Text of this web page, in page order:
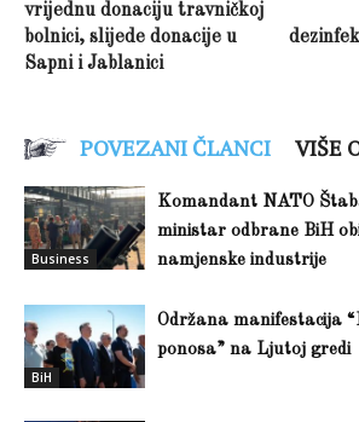
vrijednu donaciju travničkoj
bolnici, slijede donacije u
Sapni i Jablanici
POVEZANI ČLANCI VIŠE
Business
Komandant NATO
ministar odbrane BiH
namjenske industrije
BiH
Održana manifestacija
ponosa” na Ljutoj gredi